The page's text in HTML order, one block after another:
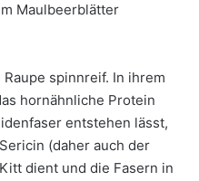
Maulbeerblätter
spinnreif. In ihrem
hornähnliche Protein
entstehen lässt,
(daher auch der
dient und die Fasern in